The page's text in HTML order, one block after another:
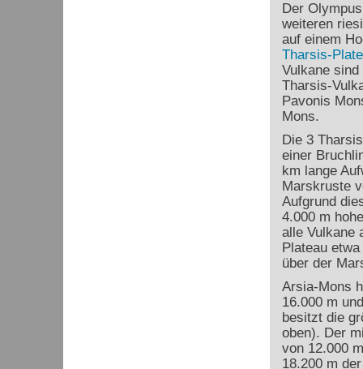
Der
weiteren
auf einem
Tharsis-
Vulkane sind
Tharsis-
Pavonis
Mons.
Die 3
einer
km lange
Marskruste
Aufgrund
4.000 m
alle Vulkane
Plateau
über der
Arsia-Mons
16.000 m
besitzt die
oben). Der
von 12.000
18.200 m